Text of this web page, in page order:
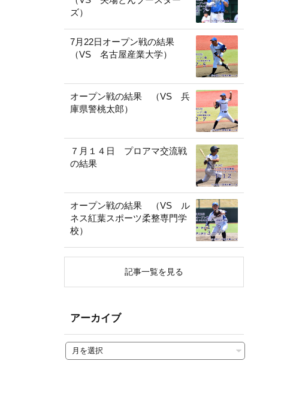
ズ）
7月22日オープン戦の結果
（VS 名古屋産業大学）
オープン戦の結果 （VS 兵
庫県警桃太郎）
７月１４日 プロアマ交流戦
の結果
オープン戦の結果 （VS ル
ネス紅葉スポーツ柔整専門学
校）
記事一覧を見る
アーカイブ